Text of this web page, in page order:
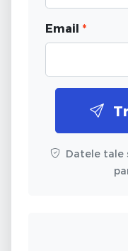
Email *
Datele tale